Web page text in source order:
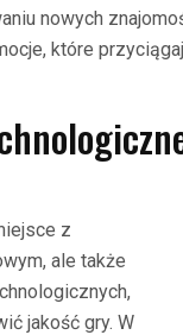
nowych
które
z
ale także
jakość gry. W